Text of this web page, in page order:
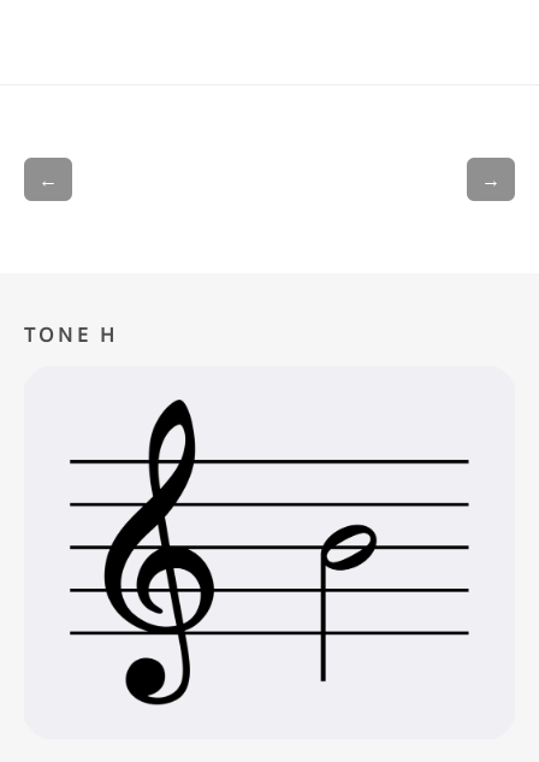
← →
TONE H